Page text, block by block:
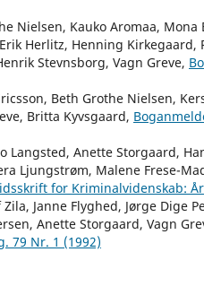
Nielsen, Kauko Aromaa, Mona
Herlitz, Henning Kirkegaard,
Stevnsborg, Vagn Greve,
Beth Grothe Nielsen,
Britta Kyvsgaard,
Langsted, Anette Storgaard,
Ljungstrøm, Malene Frese-
for Kriminalvidenskab:
Janne Flyghed, Jørge Dige
Anette Storgaard, Vagn
79 Nr. 1 (1992)